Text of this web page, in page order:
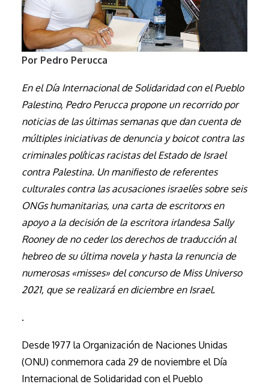
Por Pedro Perucca
En el Día Internacional de Solidaridad con el Pueblo
Palestino, Pedro Perucca propone un recorrido por
noticias de las últimas semanas que dan cuenta de
múltiples iniciativas de denuncia y boicot contra las
criminales políticas racistas del Estado de Israel
contra Palestina. Un manifiesto de referentes
culturales contra las acusaciones israelíes sobre seis
ONGs humanitarias, una carta de escritorxs en
apoyo a la decisión de la escritora irlandesa Sally
Rooney de no ceder los derechos de traducción al
hebreo de su última novela y hasta la renuncia de
numerosas «misses» del concurso de Miss Universo
2021, que se realizará en diciembre en Israel.
.
Desde 1977 la Organización de Naciones Unidas
(ONU) conmemora cada 29 de noviembre el Día
Internacional de Solidaridad con el Pueblo